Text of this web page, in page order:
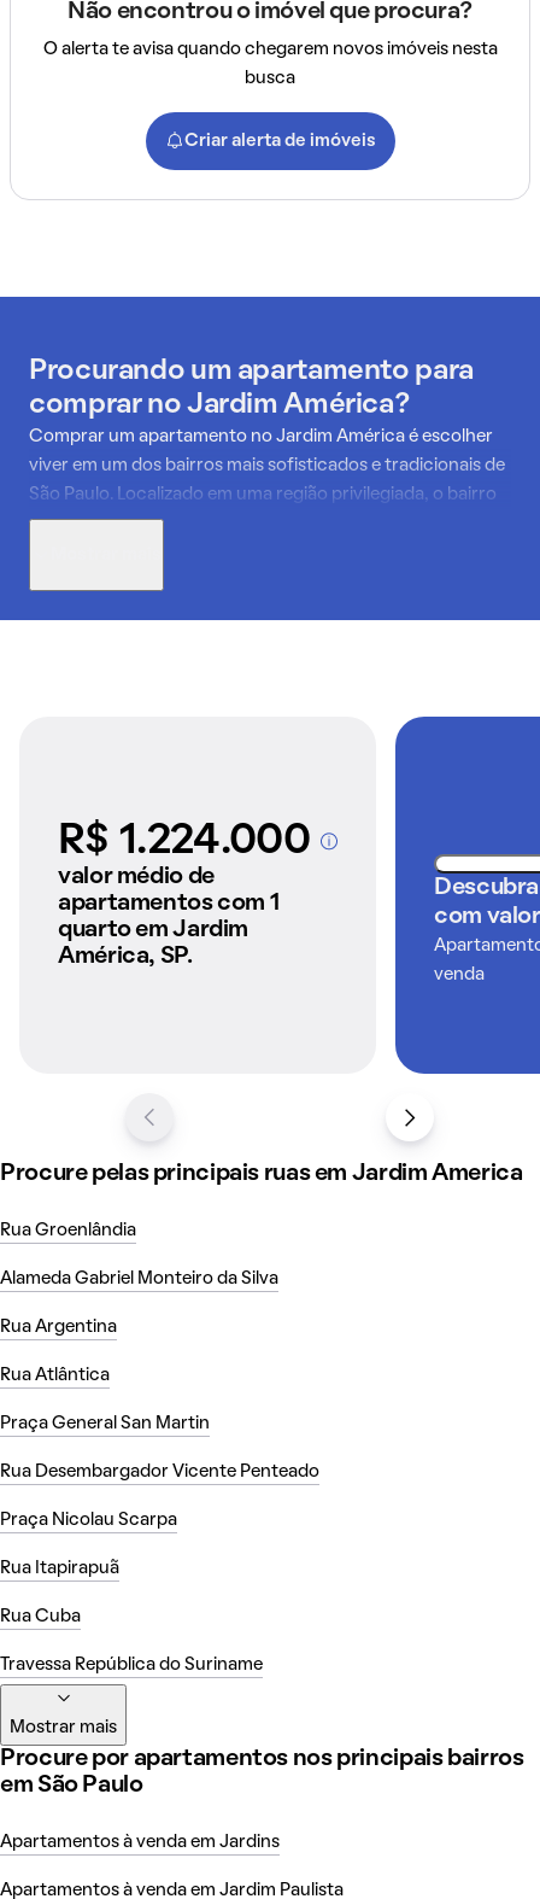
Não encontrou o imóvel que procura?
O alerta te avisa quando chegarem novos imóveis nesta
busca
Criar alerta de imóveis
Procurando um apartamento para
comprar no Jardim América?
Comprar um apartamento no Jardim América é escolher
viver em um dos bairros mais sofisticados e tradicionais de
São Paulo. Localizado em uma região privilegiada, o bairro
integra o nobre distrito dos Jardins e oferece ruas
localização. A proximidade com a Avenida Paulista, a Rua
exclusivos.
Trata-se de uma região altamente valorizada, ideal tanto
para quem deseja morar com conforto e qualidade de vida
quanto para investidores que procuram imóveis em São
praticidade em um dos endereços mais desejados da
R$ 1.224.000A partir dos imóveis
valor médio de
apartamentos com 1
quarto em Jardim
América, SP.
com
venda
Procure pelas principais ruas em Jardim America
Rua Groenlândia
Alameda Gabriel Monteiro da Silva
Rua Argentina
Rua Atlântica
Praça General San Martin
Rua Desembargador Vicente Penteado
Praça Nicolau Scarpa
Rua Itapirapuã
Rua Cuba
Travessa República do Suriname
Mostrar mais
Procure por apartamentos nos principais bairros
em São Paulo
Apartamentos à venda em Jardins
Apartamentos à venda em Jardim Paulista